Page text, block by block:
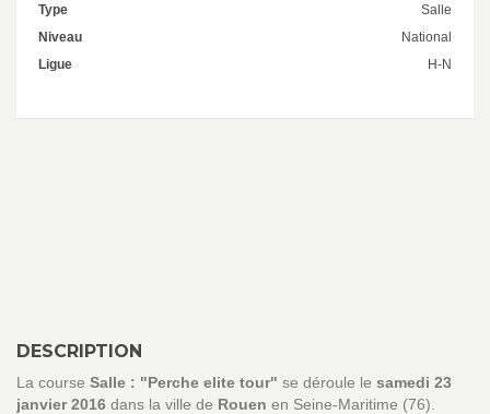
Type
Salle
Niveau
National
Ligue
H-N
DESCRIPTION
La course Salle : "Perche elite tour" se déroule le samedi 23
janvier 2016 dans la ville de Rouen en Seine-Maritime (76).